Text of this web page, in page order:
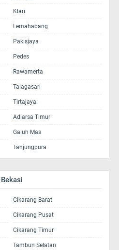
Klari
Lemahabang
Pakisjaya
Pedes
Rawamerta
Talagasari
Tirtajaya
Adiarsa Timur
Galuh Mas
Tanjungpura
Cikarang Barat
Cikarang Pusat
Cikarang Timur
Tambun Selatan